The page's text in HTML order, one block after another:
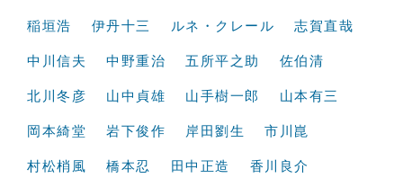
稲垣浩 伊丹十三 ルネ・クレール 志賀直哉
中川信夫 中野重治 五所平之助 佐伯清
北川冬彦 山中貞雄 山手樹一郎 山本有三
岡本綺堂 岩下俊作 岸田劉生 市川崑
村松梢風 橋本忍 田中正造 香川良介